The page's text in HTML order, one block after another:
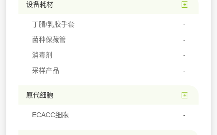
设备耗材
丁腈/乳胶手套
菌种保藏管
消毒剂
采样产品
原代细胞
ECACC细胞